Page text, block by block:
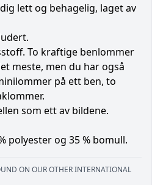
lett og behagelig, laget av
To kraftige benlommer
meste, men du har også
på ett ben, to
som ett av bildene.
polyester og 35 % bomull.
ON OUR OTHER INTERNATIONAL